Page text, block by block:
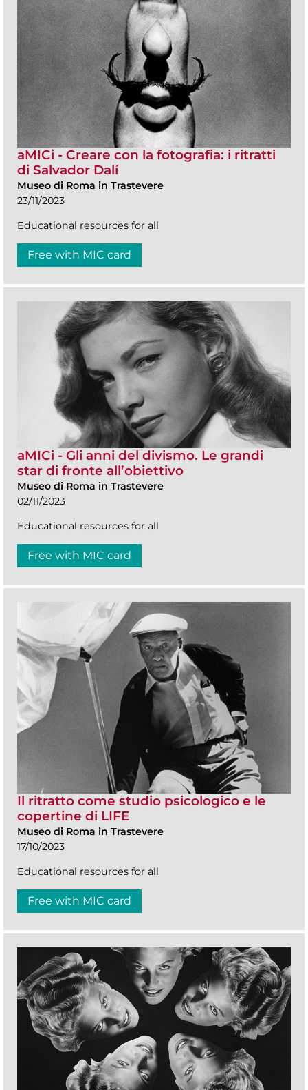
aMICi - Creare con la fotografia: i ritratti
di Salvador Dalí
Museo di Roma in Trastevere
23/11/2023
Educational resources for all
Free with MIC card
aMICi - Gli anni del divismo. Le grandi
star di fronte all’obiettivo
Museo di Roma in Trastevere
02/11/2023
Educational resources for all
Free with MIC card
Il ritratto come studio psicologico e le
copertine di LIFE
Museo di Roma in Trastevere
17/10/2023
Educational resources for all
Free with MIC card